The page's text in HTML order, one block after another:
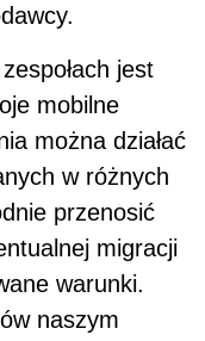
jest
mobilne
można działać
w różnych
przenosić
migracji
warunki.
naszym